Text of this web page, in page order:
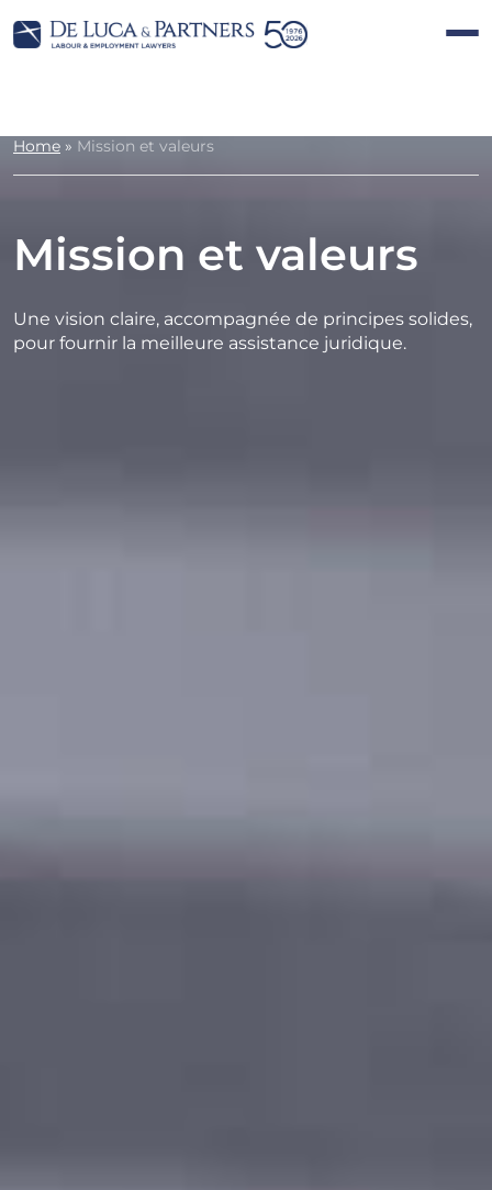
Home » Mission et valeurs
Mission et valeurs
Une vision claire, accompagnée de principes solides,
pour fournir la meilleure assistance juridique.